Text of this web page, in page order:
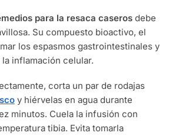
para la resaca caseros debe
Su compuesto bioactivo, el
los espasmos gastrointestinales y
inflamación celular.
corta un par de rodajas
y hiérvelas en agua durante
minutos. Cuela la infusión con
tibia. Evita tomarla